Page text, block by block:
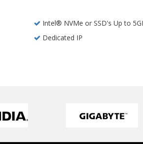
Intel® NVMe or SSD's Up to
Dedicated IP